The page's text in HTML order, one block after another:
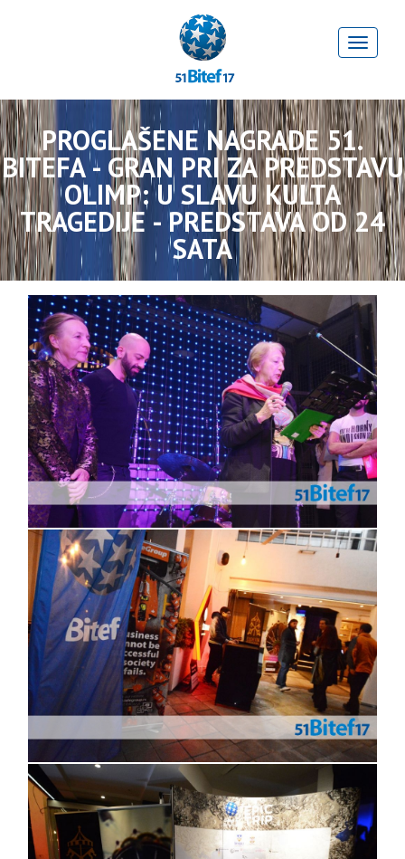
PROGLAŠENE NAGRADE 51.
BITEFA - GRAN PRI ZA PREDSTAVU
OLIMP: U SLAVU KULTA
TRAGEDIJE - PREDSTAVA OD 24
SATA